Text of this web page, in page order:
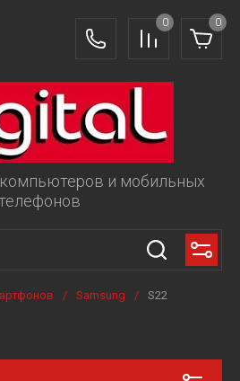
0 0
и мобильных
/ Samsung / S22